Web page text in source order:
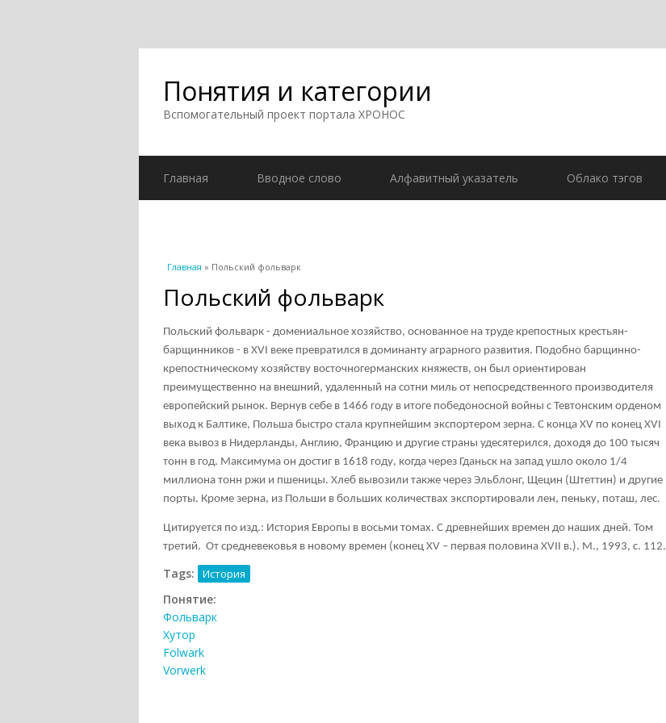
Понятия и категории
Вспомогательный проект портала ХРОНОС
Главная Вводное слово Алфавитный указатель Облако тэгов
Вы здесь
Главная » Польский фольварк
Польский фольварк
Польский фольварк - домениальное хозяйство, основанное на труде крепостных крестьян-
барщинников - в XVI веке превратился в доминанту аграрного развития. Подобно барщинно-
крепостническому хозяйству восточногерманских княжеств, он был ориентирован
преимущественно на внешний, удаленный на сотни миль от непосредственного производителя
европейский рынок. Вернув себе в 1466 году в итоге победоносной войны с Тевтонским орденом
выход к Балтике, Польша быстро стала крупнейшим экспортером зерна. С конца XV по конец XVI
века вывоз в Нидерланды, Англию, Францию и другие страны удесятерился, доходя до 100 тысяч
тонн в год. Максимума он достиг в 1618 году, когда через Гданьск на запад ушло около 1/4
миллиона тонн ржи и пшеницы. Хлеб вывозили также через Эльблонг, Щецин (Штеттин) и другие
порты. Кроме зерна, из Польши в больших количествах экспортировали лен, пеньку, поташ, лес.
Цитируется по изд.: История Европы в восьми томах. С древнейших времен до наших дней. Том
третий. От средневековья в новому времен (конец XV – первая половина XVII в.). М., 1993, с. 112.
Tags: История
Понятие:
Фольварк
Хутор
Folwark
Vorwerk